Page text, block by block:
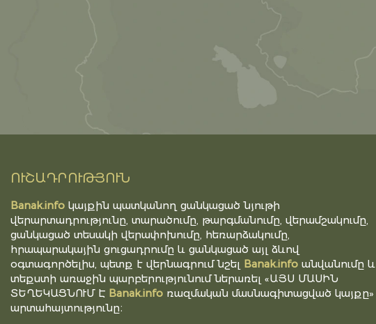
ՈՒՇԱԴՐՈՒԹՅՈՒՆ
Banak.info կայքին պատկանող ցանկացած նյութի
վերարտադրությունը, տարածումը, թարգմանումը, վերամշակումը,
ցանկացած տեսակի վերափոխումը, հեռարձակումը,
հրապարակային ցուցադրումը և ցանկացած այլ ձևով
օգտագործելիս, պետք է վերնագրում նշել Banak.info անվանումը և
տեքստի առաջին պարբերությունում ներառել «ԱՅՍ ՄԱՍԻՆ
ՏԵՂԵԿԱՑՆՈՒՄ Է Banak.info ռազմական մասնագիտացված կայքը»
արտահայտությունը։